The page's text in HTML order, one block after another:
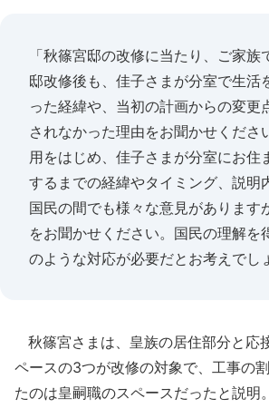
「秋篠宮邸の改修に当たり、ご家族
邸改修後も、佳子さまが分室で生活
った経緯や、当初の計画からの変更
されなかった理由をお聞かせくださ
用をはじめ、佳子さまが分室にお住
するまでの経緯やタイミング、説明
国民の間でも様々な意見があります
をお聞かせください。国民の理解を
のような対応が必要だとお考えでし
秋篠宮さまは、皇族の居住部分と応
ペースの3つが改修の対象で、工事の
たのは皇嗣職のスペースだったと説明